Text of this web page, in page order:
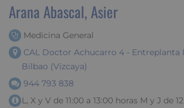
Arana Abascal, Asier
Medicina General
CAL Doctor Achucarro 4 - Entreplanta
Bilbao (Vizcaya)
944 793 838
L, X y V de 11:00 a 13:00 horas M y J de